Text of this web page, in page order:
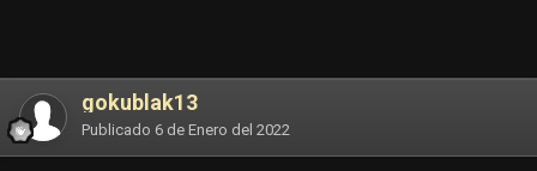
gokublak13
Publicado 6 de Enero del 2022